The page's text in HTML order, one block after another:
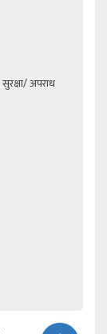
सुरक्षा/ अपराध